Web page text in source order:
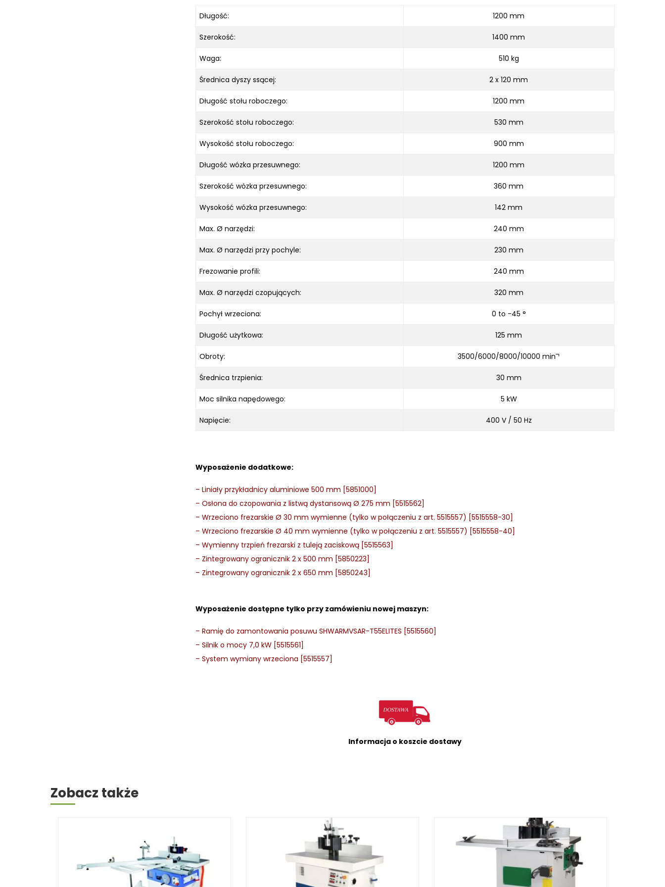
Długość: 1200 mm
Szerokość: 1400 mm
Waga: 510 kg
Średnica dyszy ssącej: 2 x 120 mm
Długość stołu roboczego: 1200 mm
Szerokość stołu roboczego: 530 mm
Wysokość stołu roboczego: 900 mm
Długość wózka przesuwnego: 1200 mm
Szerokość wózka przesuwnego: 360 mm
Wysokość wózka przesuwnego: 142 mm
Max. Ø narzędzi: 240 mm
Max. Ø narzędzi przy pochyle: 230 mm
Frezowanie profili: 240 mm
Max. Ø narzędzi czopujących: 320 mm
Pochył wrzeciona: 0 to -45 °
Długość użytkowa: 125 mm
Obroty: 3500/6000/8000/10000 min¯¹
Średnica trzpienia: 30 mm
Moc silnika napędowego: 5 kW
Napięcie: 400 V / 50 Hz
Wyposażenie dodatkowe:
– Liniały przykładnicy aluminiowe 500 mm [5851000]
– Osłona do czopowania z listwą dystansową Ø 275 mm [5515562]
– Wrzeciono frezarskie Ø 30 mm wymienne (tylko w połączeniu z art. 5515557) [5515558-30]
– Wrzeciono frezarskie Ø 40 mm wymienne (tylko w połączeniu z art. 5515557) [5515558-40]
– Wymienny trzpień frezarski z tuleją zaciskową [5515563]
– Zintegrowany ogranicznik 2 x 500 mm [5850223]
– Zintegrowany ogranicznik 2 x 650 mm [5850243]
Wyposażenie dostępne tylko przy zamówieniu nowej maszyn:
– Ramię do zamontowania posuwu SHWARMVSAR-T55ELITES [5515560]
– Silnik o mocy 7,0 kW [5515561]
– System wymiany wrzeciona [5515557]
Informacja o koszcie dostawy
Zobacz także